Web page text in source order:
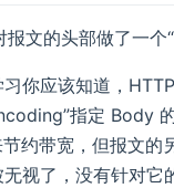
文的头部做了一个“
习你应该知道，
指定 Body
约带宽，但报文的
了，没有针对它